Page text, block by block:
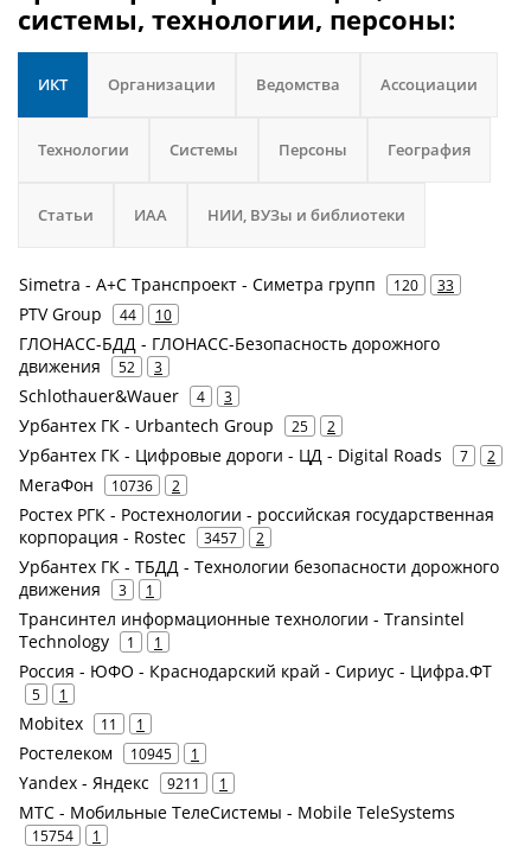
системы, технологии, персоны:
ИКТ Организации Ведомства Ассоциации
Технологии Системы Персоны География
Статьи ИАА НИИ, ВУЗы и библиотеки
Simetra - А+С Транспроект - Симетра групп 120 33
PTV Group 44 10
ГЛОНАСС-БДД - ГЛОНАСС-Безопасность дорожного
движения
52 3
Schlothauer&Wauer 4 3
Урбантех ГК - Urbantech Group 25 2
Урбантех ГК - Цифровые дороги - ЦД - Digital Roads 7 2
МегаФон 10736 2
Ростех РГК - Ростехнологии - российская государственная
корпорация - Rostec
3457 2
Урбантех ГК - ТБДД - Технологии безопасности дорожного
движения
3 1
Трансинтел информационные технологии - Transintel
Technology
1 1
Россия - ЮФО - Краснодарский край - Сириус - Цифра.ФТ
5 1
Mobitex 11 1
Ростелеком 10945 1
Yandex - Яндекс 9211 1
МТС - Мобильные ТелеСистемы - Mobile TeleSystems
15754 1